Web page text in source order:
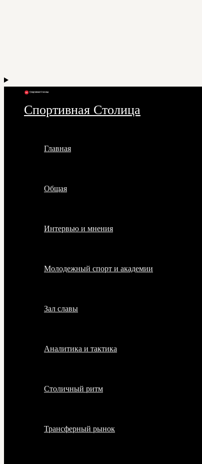
Спортивная Столица
Главная
Общая
Интервью и мнения
Молодежный спорт и академии
Зал славы
Аналитика и тактика
Столичный ритм
Трансферный рынок